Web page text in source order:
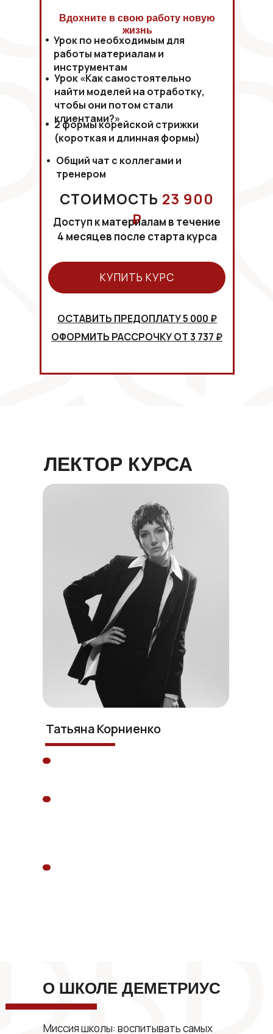
КУПИТЬ КУРС
Доступ к материалам в течение
4 месяцев после старта курса
СТОИМОСТЬ 23 900
₽
ОСТАВИТЬ ПРЕДОПЛАТУ 5 000 ₽
ОФОРМИТЬ РАССРОЧКУ ОТ 3 737 ₽
Урок по необходимым для
работы материалам и
инструментам
•
Урок «Как самостоятельно
найти моделей на отработку,
чтобы они потом стали
клиентами?»‎
•
2 формы корейской стрижки
(короткая и длинная формы)
•
Вдохните в свою работу новую
жизнь
Общий чат с коллегами и
тренером
•
Татьяна Корниенко
ЛЕКТОР КУРСА
Миссия школы: воспитывать самых
О ШКОЛЕ ДЕМЕТРИУС